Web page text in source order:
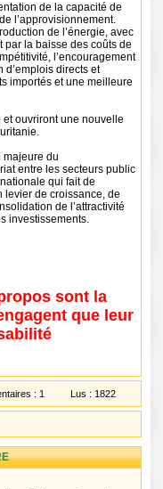
de la capacité de
l’approvisionnement.
de l’énergie, avec
par la baisse des coûts de
l’encouragement
directs et
importés et une meilleure
ouvriront une nouvelle
majeure du
entre les secteurs public
qui fait de
levier de croissance, de
de l’attractivité
investissements.
sont la
que leur
: 1 Lus : 1822